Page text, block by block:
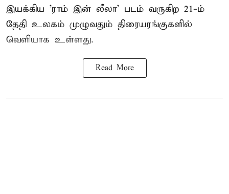
இயக்கிய 'ராம் இன் லீலா' படம் வருகிற 21-ம்
தேதி உலகம் முழுவதும் திரையரங்குகளில்
வெளியாக உள்ளது.
Read More